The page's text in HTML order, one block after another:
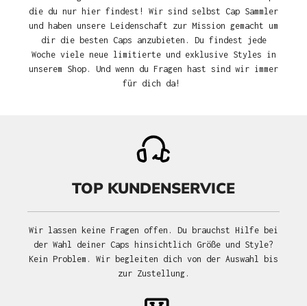
die du nur hier findest! Wir sind selbst Cap Sammler
und haben unsere Leidenschaft zur Mission gemacht um
dir die besten Caps anzubieten. Du findest jede
Woche viele neue limitierte und exklusive Styles in
unserem Shop. Und wenn du Fragen hast sind wir immer
für dich da!
TOP KUNDENSERVICE
Wir lassen keine Fragen offen. Du brauchst Hilfe bei
der Wahl deiner Caps hinsichtlich Größe und Style?
Kein Problem. Wir begleiten dich von der Auswahl bis
zur Zustellung.